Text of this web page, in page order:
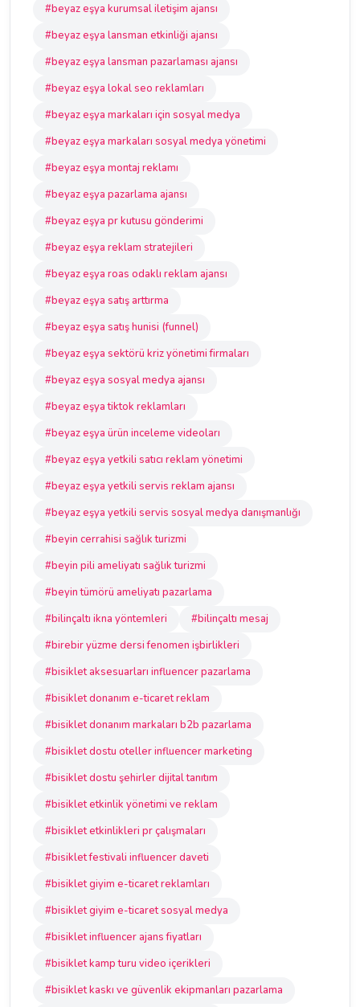
#beyaz eşya kurumsal iletişim ajansı
#beyaz eşya lansman etkinliği ajansı
#beyaz eşya lansman pazarlaması ajansı
#beyaz eşya lokal seo reklamları
#beyaz eşya markaları için sosyal medya
#beyaz eşya markaları sosyal medya yönetimi
#beyaz eşya montaj reklamı
#beyaz eşya pazarlama ajansı
#beyaz eşya pr kutusu gönderimi
#beyaz eşya reklam stratejileri
#beyaz eşya roas odaklı reklam ajansı
#beyaz eşya satış arttırma
#beyaz eşya satış hunisi (funnel)
#beyaz eşya sektörü kriz yönetimi firmaları
#beyaz eşya sosyal medya ajansı
#beyaz eşya tiktok reklamları
#beyaz eşya ürün inceleme videoları
#beyaz eşya yetkili satıcı reklam yönetimi
#beyaz eşya yetkili servis reklam ajansı
#beyaz eşya yetkili servis sosyal medya danışmanlığı
#beyin cerrahisi sağlık turizmi
#beyin pili ameliyatı sağlık turizmi
#beyin tümörü ameliyatı pazarlama
#bilinçaltı ikna yöntemleri
#bilinçaltı mesaj
#birebir yüzme dersi fenomen işbirlikleri
#bisiklet aksesuarları influencer pazarlama
#bisiklet donanım e-ticaret reklam
#bisiklet donanım markaları b2b pazarlama
#bisiklet dostu oteller influencer marketing
#bisiklet dostu şehirler dijital tanıtım
#bisiklet etkinlik yönetimi ve reklam
#bisiklet etkinlikleri pr çalışmaları
#bisiklet festivali influencer daveti
#bisiklet giyim e-ticaret reklamları
#bisiklet giyim e-ticaret sosyal medya
#bisiklet influencer ajans fiyatları
#bisiklet kamp turu video içerikleri
#bisiklet kaskı ve güvenlik ekipmanları pazarlama